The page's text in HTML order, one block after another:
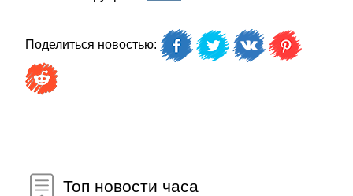
Поделиться новостью:
Топ новости часа